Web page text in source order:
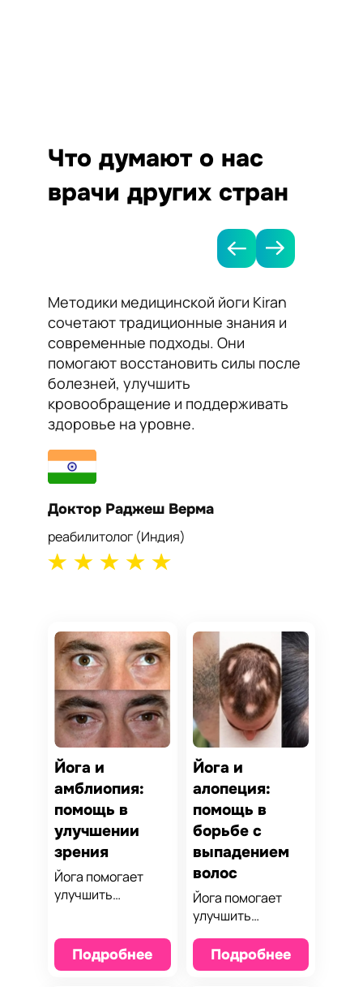
Что думают о нас
врачи других стран
Методики медицинской йоги Kiran
сочетают традиционные знания и
современные подходы. Они
помогают восстановить силы после
болезней, улучшить
кровообращение и поддерживать
здоровье на уровне.
Доктор Раджеш Верма
реабилитолог (Индия)
Йога и
амблиопия:
помощь в
улучшении
зрения
Йога помогает
улучшить
на глаза и
укрепить мышцы,
Подробнее
Йога и
алопеция:
помощь в
борьбе с
выпадением
волос
Йога помогает
улучшить
снять стресс и
поддержать
Подробнее